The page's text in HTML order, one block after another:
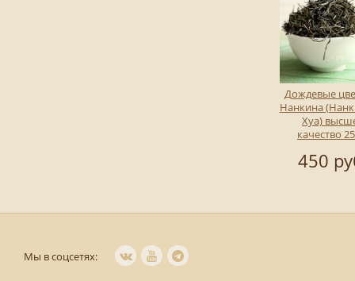
Дождевые
Нанкина
Хуа)
качество
450
Мы в соцсетях: